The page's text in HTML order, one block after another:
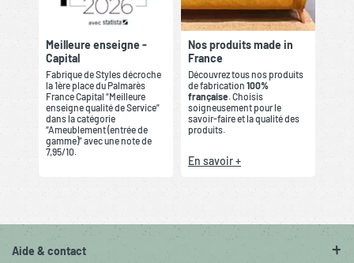
Meilleure enseigne -
Capital
Fabrique de Styles décroche
la 1ère place du Palmarès
France Capital “Meilleure
enseigne qualité de Service”
dans la catégorie
“Ameublement (entrée de
gamme)” avec une note de
7,95/10.
Nos produits made in
France
Découvrez tous nos produits
de fabrication 100%
française . Choisis
soigneusement pour le
savoir-faire et la qualité des
produits.
En savoir +
Aide & contact